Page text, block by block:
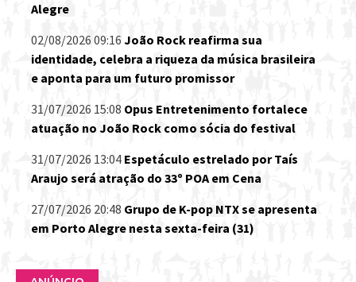
Alegre
02/08/2026 09:16 João Rock reafirma sua
identidade, celebra a riqueza da música brasileira
e aponta para um futuro promissor
31/07/2026 15:08 Opus Entretenimento fortalece
atuação no João Rock como sócia do festival
31/07/2026 13:04 Espetáculo estrelado por Taís
Araujo será atração do 33º POA em Cena
27/07/2026 20:48 Grupo de K-pop NTX se apresenta
em Porto Alegre nesta sexta-feira (31)